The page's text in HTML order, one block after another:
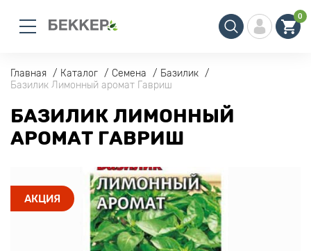
0
Главная Каталог Семена
Базилик
Базилик Лимонный аромат Гавриш
БАЗИЛИК ЛИМОННЫЙ
АРОМАТ ГАВРИШ
АКЦИЯ